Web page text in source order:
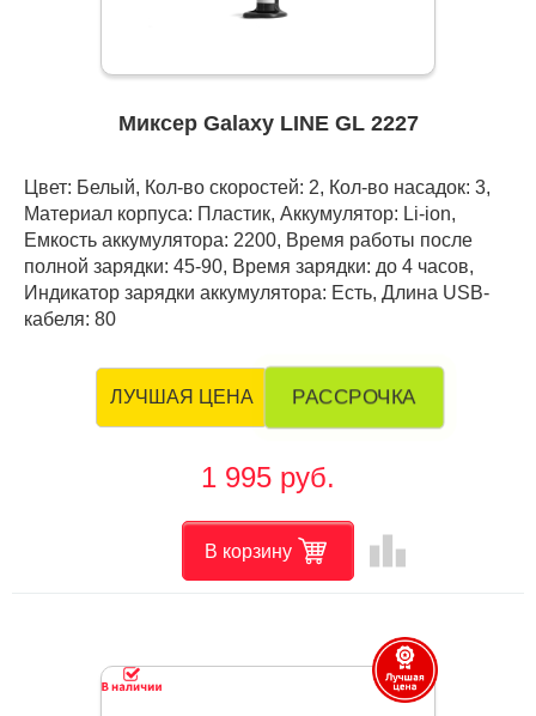
Миксер Galaxy LINE GL 2227
Цвет: Белый, Кол-во скоростей: 2, Кол-во насадок: 3,
Материал корпуса: Пластик, Аккумулятор: Li-ion,
Емкость аккумулятора: 2200, Время работы после
полной зарядки: 45-90, Время зарядки: до 4 часов,
Индикатор зарядки аккумулятора: Есть, Длина USB-
кабеля: 80
ЛУЧШАЯ ЦЕНА РАССРОЧКА
1 995 руб.
В корзину leaderboard